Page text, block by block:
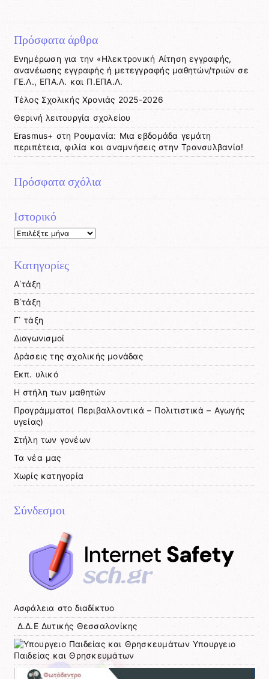
Πρόσφατα άρθρα
Ενημέρωση για την «Ηλεκτρονική Αίτηση εγγραφής,
ανανέωσης εγγραφής ή μετεγγραφής μαθητών/τριών σε
ΓΕ.Λ., ΕΠΑ.Λ. και Π.ΕΠΑ.Λ.
Tέλος Σχολικής Χρονιάς 2025-2026
Θερινή λειτουργία σχολείου
Erasmus+ στη Ρουμανία: Μια εβδομάδα γεμάτη
περιπέτεια, φιλία και αναμνήσεις στην Τρανσυλβανία!
Πρόσφατα σχόλια
Ιστορικό
Ιστορικό
Kατηγορίες
Α΄τάξη
Β΄τάξη
Γ΄ τάξη
Διαγωνισμοί
Δράσεις της σχολικής μονάδας
Εκπ. υλικό
Η στήλη των μαθητών
Προγράμματα( Περιβαλλοντικά – Πολιτιστικά – Αγωγής
υγείας)
Στήλη των γονέων
Τα νέα μας
Χωρίς κατηγορία
Σύνδεσμοι
Ασφάλεια στο διαδίκτυο
Δ.Δ.Ε Δυτικής Θεσσαλονίκης
Υπουργειο
Παιδείας και Θρησκευμάτων